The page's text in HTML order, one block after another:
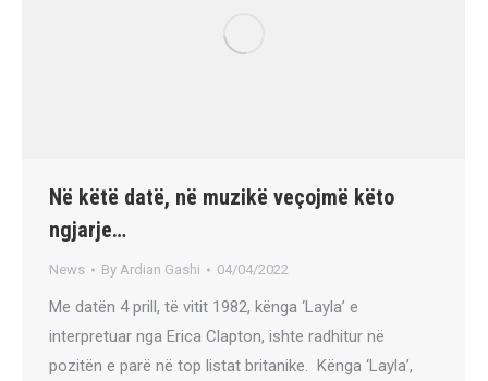
Në këtë datë, në muzikë veçojmë këto
ngjarje…
News By Ardian Gashi 04/04/2022
Me datën 4 prill, të vitit 1982, kënga ‘Layla’ e
interpretuar nga Erica Clapton, ishte radhitur në
pozitën e parë në top listat britanike. Kënga ‘Layla’,